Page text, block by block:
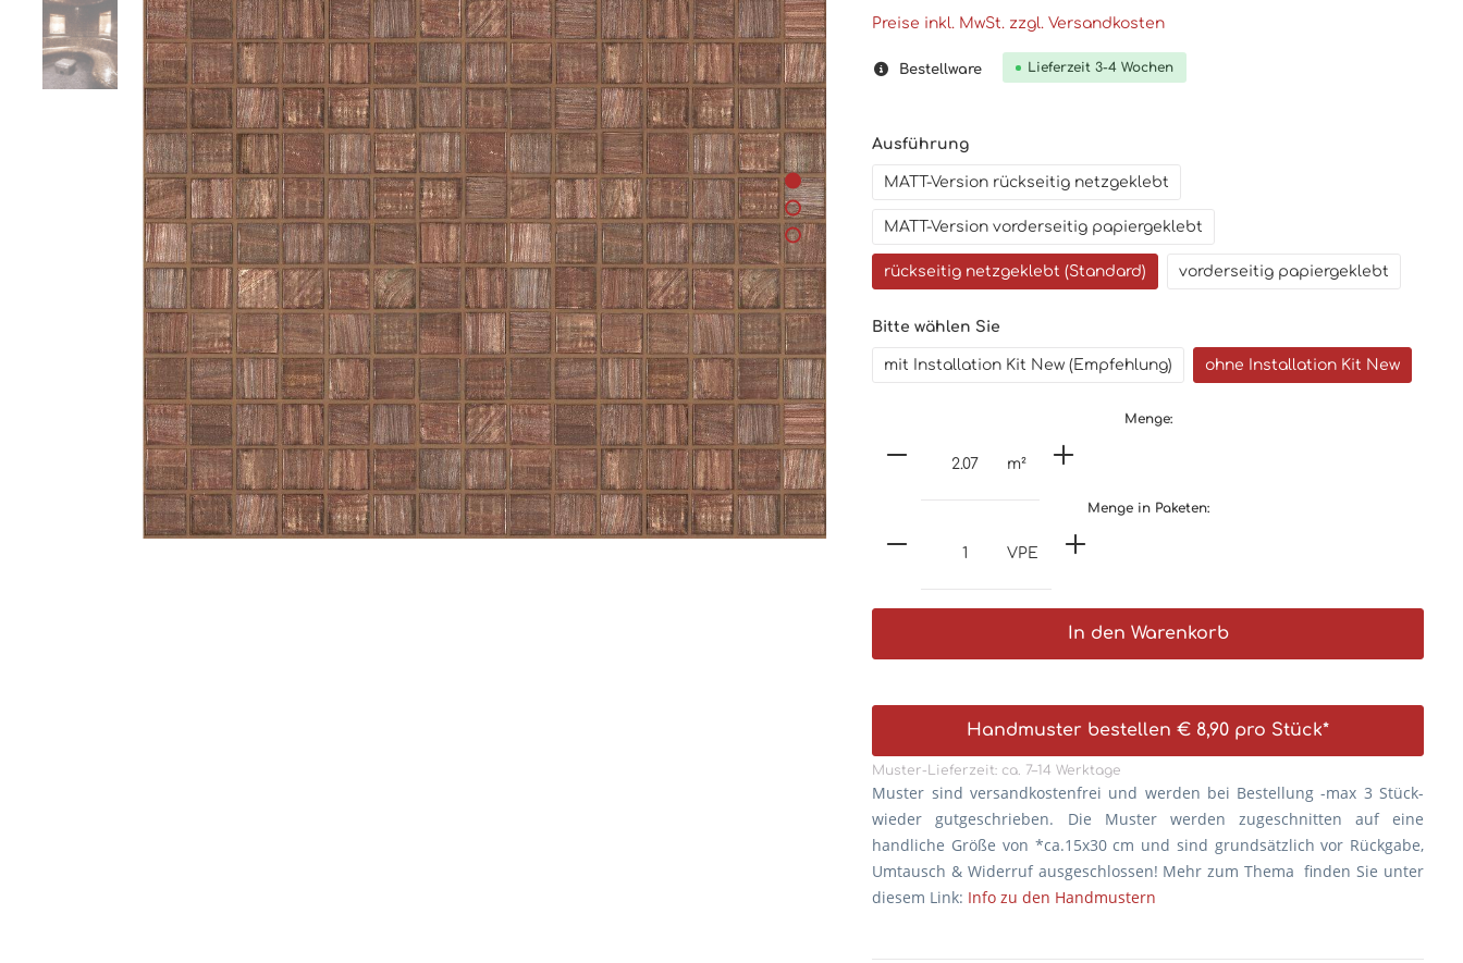
Preise inkl. MwSt. zzgl. Versandkosten
Bestellware Lieferzeit 3-4 Wochen
Ausführung
MATT-Version rückseitig netzgeklebt
MATT-Version vorderseitig papiergeklebt
rückseitig netzgeklebt (Standard) vorderseitig papiergeklebt
Bitte wählen Sie
mit Installation Kit New (Empfehlung) ohne Installation Kit New
Menge:
m²
Menge in Paketen:
VPE
In den Warenkorb
Handmuster bestellen € 8,90 pro Stück*
Muster-Lieferzeit: ca. 7–14 Werktage
Muster sind versandkostenfrei und werden bei Bestellung -max 3 Stück-
wieder gutgeschrieben. Die Muster werden zugeschnitten auf eine
handliche Größe von *ca.15x30 cm und sind grundsätzlich vor Rückgabe,
Umtausch & Widerruf ausgeschlossen! Mehr zum Thema finden Sie unter
diesem Link: Info zu den Handmustern